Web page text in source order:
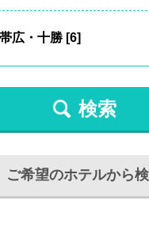
検索
ご希望のホテルから